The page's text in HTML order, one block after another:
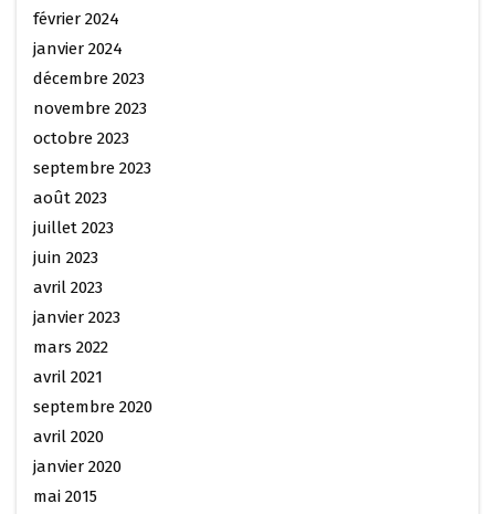
février 2024
janvier 2024
décembre 2023
novembre 2023
octobre 2023
septembre 2023
août 2023
juillet 2023
juin 2023
avril 2023
janvier 2023
mars 2022
avril 2021
septembre 2020
avril 2020
janvier 2020
mai 2015